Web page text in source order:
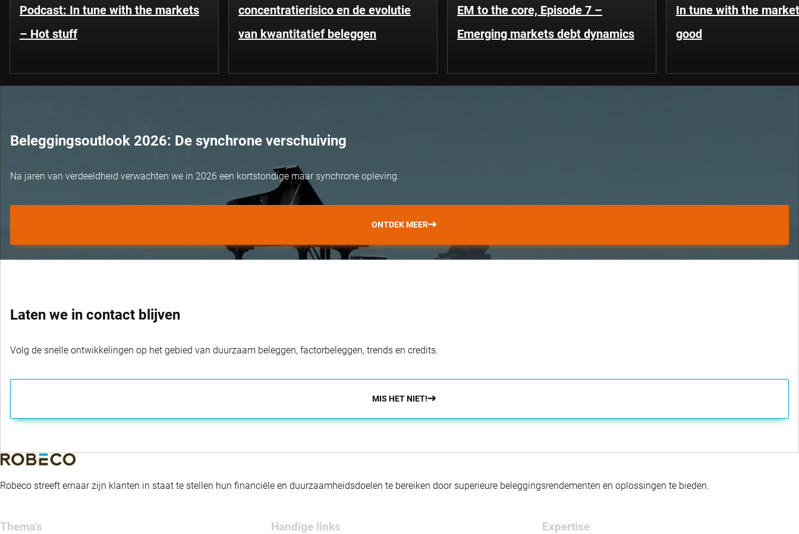
Podcast: In tune with the markets
– Hot stuff
concentratierisico en de evolutie
van kwantitatief beleggen
EM to the core, Episode 7 –
Emerging markets debt dynamics
In tune with the
good
Beleggingsoutlook 2026: De synchrone verschuiving
Na jaren van verdeeldheid verwachten we in 2026 een kortstondige maar synchrone opleving.
ONTDEK MEER
Laten we in contact blijven
Volg de snelle ontwikkelingen op het gebied van duurzaam beleggen, factorbeleggen, trends en credits.
MIS HET NIET!
Robeco streeft ernaar zijn klanten in staat te stellen hun financiële en duurzaamheidsdoelen te bereiken door superieure beleggingsrendementen en oplossingen te bieden.
Thema's Handige links Expertise